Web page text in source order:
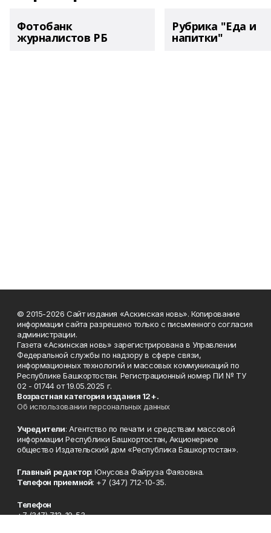
Фотобанк
журналистов РБ
Рубрика "Еда и
напитки"
© 2015-2026 Сайт издания «Аскинская новь». Копирование
информации сайта разрешено только с письменного согласия
администрации.
Газета «Аскинская новь» зарегистрирована в Управлении
Федеральной службы по надзору в сфере связи,
информационных технологий и массовых коммуникаций по
Республике Башкортостан. Регистрационный номер ПИ № ТУ
02 - 01744 от 19.05.2025 г.
Возрастная категория издания 12+.
Об использовании персональных данных
Учредители: Агентство по печати и средствам массовой
информации Республики Башкортостан, Акционерное
общество Издательский дом «Республика Башкортостан».
Главный редактор: Юнусова Файруза Фаязовна.
Телефон приемной: +7 (347) 712-10-35.
Телефон
+7 (347) 712-19-53